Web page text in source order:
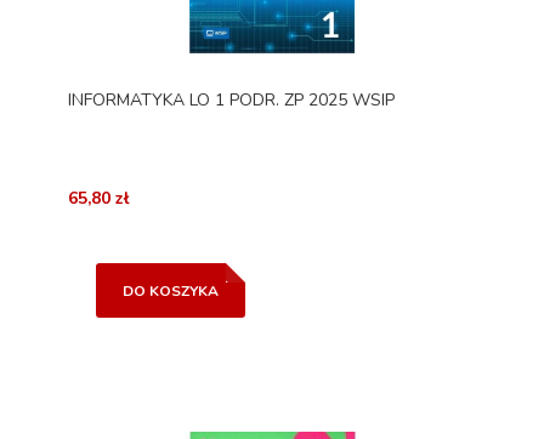
INFORMATYKA LO 1 PODR. ZP 2025 WSIP
65,80 zł
DO KOSZYKA